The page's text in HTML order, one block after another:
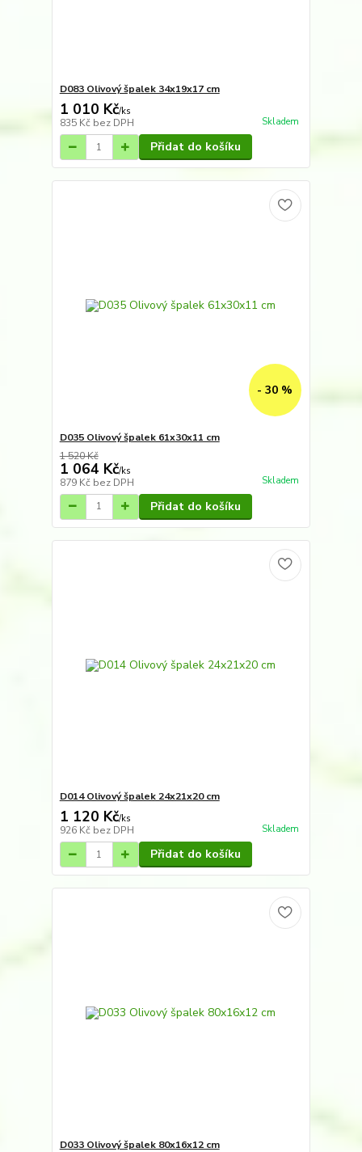
D083 Olivový špalek 34x19x17 cm
1 010 Kč/ks
835 Kč bez DPH Skladem
Přidat do košíku
- 30 %
D035 Olivový špalek 61x30x11 cm
1 520 Kč
1 064 Kč/ks
879 Kč bez DPH Skladem
Přidat do košíku
D014 Olivový špalek 24x21x20 cm
1 120 Kč/ks
926 Kč bez DPH Skladem
Přidat do košíku
D033 Olivový špalek 80x16x12 cm